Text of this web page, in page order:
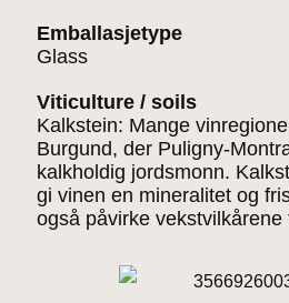
Emballasjetype
Glass
Viticulture / soils
Kalkstein: Mange
Burgund, der Puligny-
kalkholdig jordsmonn.
gi vinen en mineralitet og
også påvirke vekstvilkårene